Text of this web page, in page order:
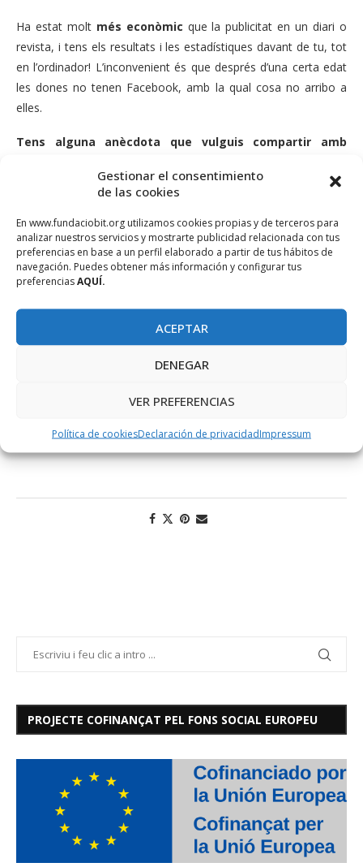
Gestionar el consentimiento
de las cookies
En www.fundaciobit.org utilizamos cookies propias y de terceros para
analizar nuestros servicios y mostrarte publicidad relacionada con tus
preferencias en base a un perfil elaborado a partir de tus hábitos de
navegación. Puedes obtener más información y configurar tus
preferenciasAQUÍ.
ACEPTAR
DENEGAR
VER PREFERENCIAS
Política de cookiesDeclaración de privacidadImpressum
Ha estat molt més econòmic que la publicitat en un diari o
revista, i tens els resultats i les estadístiques davant de tu, tot
en l’ordinador! L’inconvenient és que després d’una certa edat
les dones no tenen Facebook, amb la qual cosa no arribo a
elles.
Tens alguna anècdota que vulguis compartir amb
No és una anècdota meva, però ho vaig llegir fa poc i em va
fer molta gràcia. L’optimisme,
qüestió d’actitud
venedors de moda íntima arriben a una regió inhòspita enviats
per les seves respectives empreses, i ambdós descobrixen
amb sorpresa que els habitants d’aquest país no utilitzen roba
companyies. El primer diu “gens que fer aquí, no usen roba
interior”. L’altre escriu “increïble oportunitat, aquí encara no fan
servir roba interior”. La situació és la mateixa, el que difereix és
PROJECTE COFINANÇAT PEL FONS SOCIAL EUROPEU